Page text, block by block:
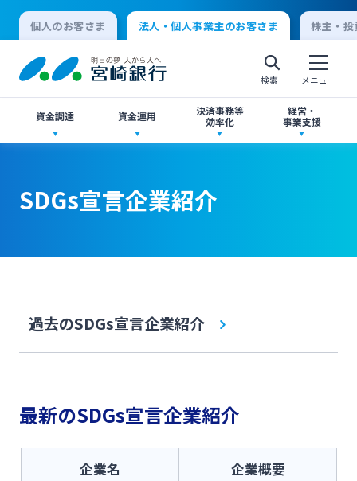
個人のお客さま 法人・個人事業主のお客さま 株主・
検索 メニュー
資金調達 資金運用
決済事務等
効率化
経営・
事業支援
閉じる
ネット」
みやぎん「でんさいサービス」
Web伝票作成サービス
変更届出書作成サービス
代金回収サービス
地域密着型支援
個人向けインターネットバンキング
ログオン
法人向けインターネットバンキング
みやぎんMikatanoシリーズ
SDGs宣言企業紹介
過去のSDGs宣言企業紹介
最新のSDGs宣言企業紹介
企業名 企業概要